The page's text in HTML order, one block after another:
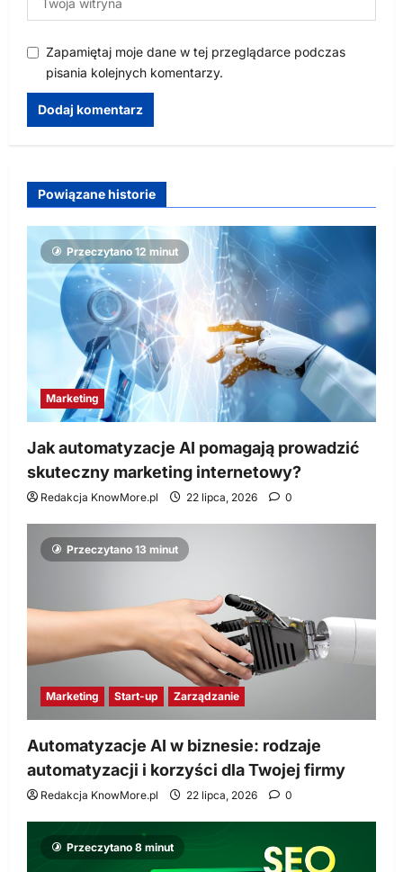
Zapamiętaj moje dane w tej przeglądarce podczas
pisania kolejnych komentarzy.
Powiązane historie
Przeczytano 12 minut
Marketing
Jak automatyzacje AI pomagają prowadzić
skuteczny marketing internetowy?
Redakcja KnowMore.pl 22 lipca, 2026 0
Przeczytano 13 minut
Marketing Start-up Zarządzanie
Automatyzacje AI w biznesie: rodzaje
automatyzacji i korzyści dla Twojej firmy
Redakcja KnowMore.pl 22 lipca, 2026 0
Przeczytano 8 minut